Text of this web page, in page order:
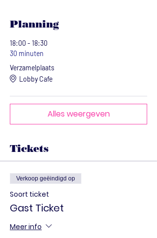
Planning
18:00 - 18:30
30 minuten
Verzamelplaats
Lobby Cafe
Alles weergeven
Tickets
Verkoop geëindigd op
Soort ticket
Gast Ticket
Meer info